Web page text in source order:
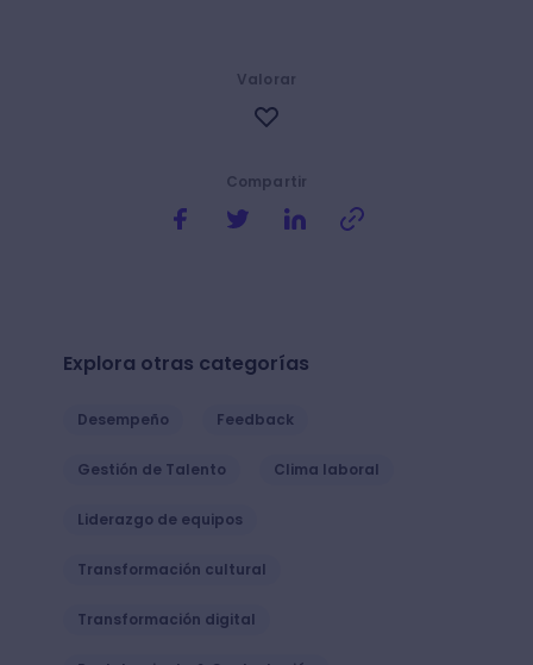
Compartir
Valorar
Explora otras categorías
Desempeño Feedback
Gestión de Talento Clima laboral
Liderazgo de equipos
Transformación cultural
Transformación digital